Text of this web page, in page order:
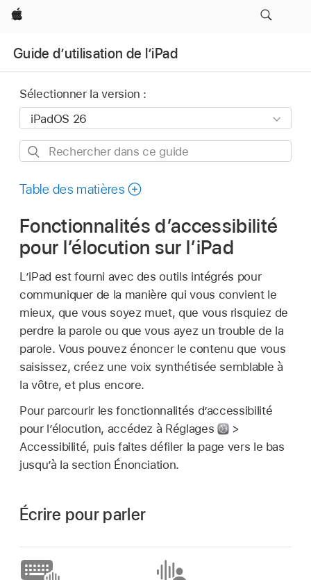
Apple
Guide d’utilisation de l’iPad
Sélectionner la version :
Rechercher
ce
Table des matières
Fonctionnalités d’accessibilité
pour l’élocution sur l’iPad
L’iPad est fourni avec des outils intégrés pour
communiquer de la manière qui vous convient le
mieux, que vous soyez muet, que vous risquiez de
perdre la parole ou que vous ayez un trouble de la
parole. Vous pouvez énoncer le contenu que vous
saisissez, créez une voix synthétisée semblable à
la vôtre, et plus encore.
Pour parcourir les fonctionnalités d’accessibilité
pour l’élocution, accédez à Réglages
>
Accessibilité, puis faites défiler la page vers le bas
jusqu’à la section Énonciation.
Écrire pour parler